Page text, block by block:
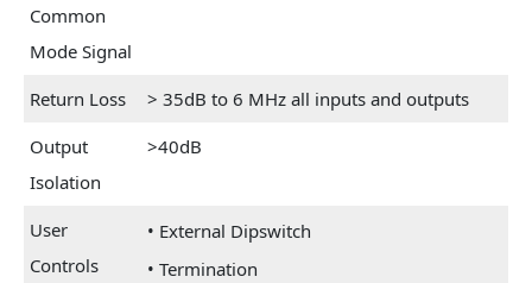
Common
Mode Signal
Return Loss
> 35dB to 6 MHz all inputs and outputs
Output
Isolation
>40dB
User
Controls
• External Dipswitch
• Termination